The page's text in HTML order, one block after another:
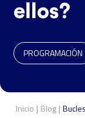
ellos?
PROGRAMACIÓN
Inicio | Blog |